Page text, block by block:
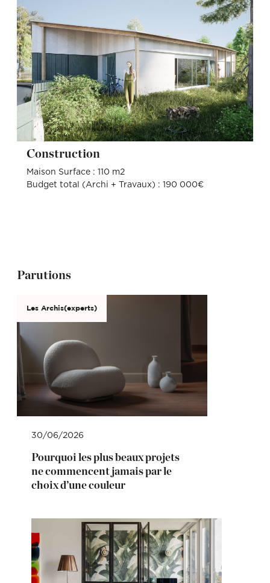
Construction
Maison Surface : 110 m2
Budget total (Archi + Travaux) : 190 000€
Parutions
Les Archis(experts)
30/06/2026
Pourquoi les plus beaux projets
ne commencent jamais par le
choix d’une couleur